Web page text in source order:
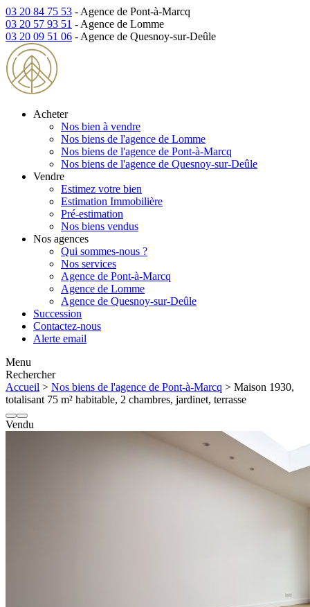
03 20 84 75 53 - Agence de Pont-à-Marcq
03 20 57 93 51 - Agence de Lomme
03 20 09 51 06 - Agence de Quesnoy-sur-Deûle
Acheter
Nos bien à vendre
Nos biens de l'agence de Lomme
Nos biens de l'agence de Pont-à-Marcq
Nos biens de l'agence de Quesnoy-sur-Deûle
Vendre
Estimez votre bien
Estimation Immobilière
Pré-estimation
Nos biens vendus
Nos agences
Qui sommes-nous ?
Nos services
Agence de Pont-à-Marcq
Agence de Lomme
Agence de Quesnoy-sur-Deûle
Succession
Contactez-nous
Alerte email
Menu
Rechercher
Accueil > Nos biens de l'agence de Pont-à-Marcq > Maison 1930,
totalisant 75 m² habitable, 2 chambres, jardinet, terrasse
Vendu